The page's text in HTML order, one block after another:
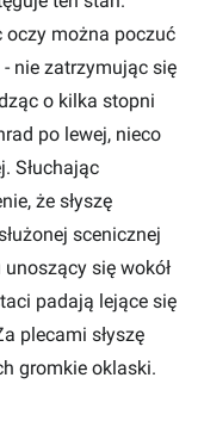
oczy można poczuć
nie zatrzymując się
o kilka stopni
po lewej, nieco
Słuchając
że słyszę
scenicznej
się wokół
padają lejące się
plecami słyszę
gromkie oklaski.